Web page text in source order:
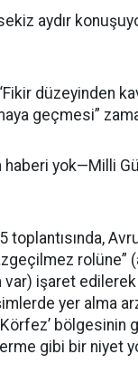
aydır
düzeyinden
geçmesi”
haberi yok—Milli
toplantısında,
rolüne”
işaret edilerek
yer alma
bölgesinin
gibi bir niyet